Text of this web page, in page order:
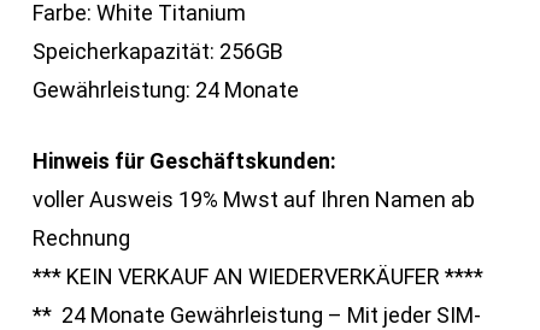
Farbe: White Titanium
Speicherkapazität: 256GB
Gewährleistung: 24 Monate
Hinweis für Geschäftskunden:
voller Ausweis 19% Mwst auf Ihren Namen ab
Rechnung
*** KEIN VERKAUF AN WIEDERVERKÄUFER ****
** 24 Monate Gewährleistung – Mit jeder SIM-